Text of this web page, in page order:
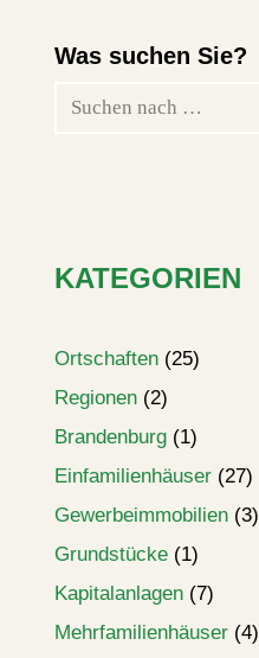
Was suchen Sie?
KATEGORIEN
Ortschaften (25)
Regionen (2)
Brandenburg (1)
Einfamilienhäuser (27)
Gewerbeimmobilien (3)
Grundstücke (1)
Kapitalanlagen (7)
Mehrfamilienhäuser (4)